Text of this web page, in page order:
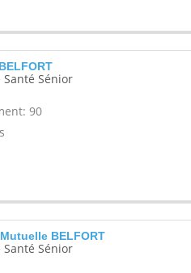
Sénior
90
BELFORT
Sénior